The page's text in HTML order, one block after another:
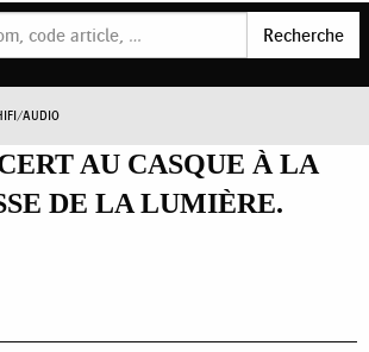
Recherche
AUDIO
AU CASQUE À LA
DE LA LUMIÈRE.